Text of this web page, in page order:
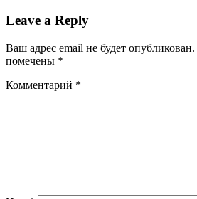
Leave a Reply
Ваш адрес email не будет опубликован.
помечены *
Комментарий *